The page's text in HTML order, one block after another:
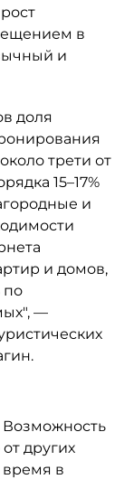
в
и
доля
трети от
15–17%
и
и домов,
по
—
Возможность
других
время в